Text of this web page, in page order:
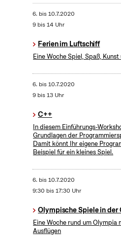
6. bis10.7.2020
9 bis 14 Uhr
Ferien im Luftschiff
Eine Woche Spiel, Spaß,
6. bis10.7.2020
9 bis 13 Uhr
C++
In diesem Einführungs-
Grundlagen der
Damit könnt Ihr eigene
Beispiel für ein kleines Spiel.
6. bis10.7.2020
9:30 bis 17:30 Uhr
Olympische Spiele in der
Eine Woche rund um Olympia
Ausflügen